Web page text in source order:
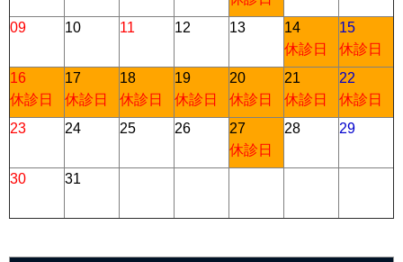
09 10 11 12 13
14
休診日
15
休診日
16
休診日
17
休診日
18
休診日
19
休診日
20
休診日
21
休診日
22
休診日
23
24 25 26
27
休診日
28 29
30 31